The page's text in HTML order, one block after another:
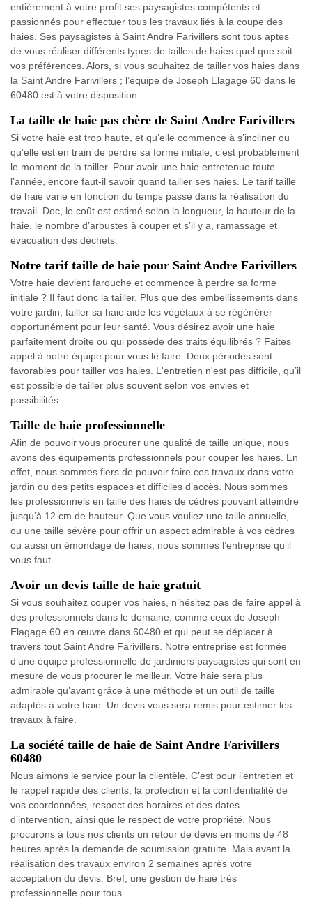
entièrement à votre profit ses paysagistes compétents et
passionnés pour effectuer tous les travaux liés à la coupe des
haies. Ses paysagistes à Saint Andre Farivillers sont tous aptes
de vous réaliser différents types de tailles de haies quel que soit
vos préférences. Alors, si vous souhaitez de tailler vos haies dans
la Saint Andre Farivillers ; l’équipe de Joseph Elagage 60 dans le
60480 est à votre disposition.
La taille de haie pas chère de Saint Andre Farivillers
Si votre haie est trop haute, et qu’elle commence à s’incliner ou
qu’elle est en train de perdre sa forme initiale, c’est probablement
le moment de la tailler. Pour avoir une haie entretenue toute
l’année, encore faut-il savoir quand tailler ses haies. Le tarif taille
de haie varie en fonction du temps passé dans la réalisation du
travail. Doc, le coût est estimé selon la longueur, la hauteur de la
haie, le nombre d’arbustes à couper et s’il y a, ramassage et
évacuation des déchets.
Notre tarif taille de haie pour Saint Andre Farivillers
Votre haie devient farouche et commence à perdre sa forme
initiale ? Il faut donc la tailler. Plus que des embellissements dans
votre jardin, tailler sa haie aide les végétaux à se régénérer
opportunément pour leur santé. Vous désirez avoir une haie
parfaitement droite ou qui possède des traits équilibrés ? Faites
appel à notre équipe pour vous le faire. Deux périodes sont
favorables pour tailler vos haies. L'entretien n'est pas difficile, qu’il
est possible de tailler plus souvent selon vos envies et
possibilités.
Taille de haie professionnelle
Afin de pouvoir vous procurer une qualité de taille unique, nous
avons des équipements professionnels pour couper les haies. En
effet, nous sommes fiers de pouvoir faire ces travaux dans votre
jardin ou des petits espaces et difficiles d’accès. Nous sommes
les professionnels en taille des haies de cèdres pouvant atteindre
jusqu’à 12 cm de hauteur. Que vous vouliez une taille annuelle,
ou une taille sévère pour offrir un aspect admirable à vos cèdres
ou aussi un émondage de haies, nous sommes l’entreprise qu’il
vous faut.
Avoir un devis taille de haie gratuit
Si vous souhaitez couper vos haies, n’hésitez pas de faire appel à
des professionnels dans le domaine, comme ceux de Joseph
Elagage 60 en œuvre dans 60480 et qui peut se déplacer à
travers tout Saint Andre Farivillers. Notre entreprise est formée
d’une équipe professionnelle de jardiniers paysagistes qui sont en
mesure de vous procurer le meilleur. Votre haie sera plus
admirable qu’avant grâce à une méthode et un outil de taille
adaptés à votre haie. Un devis vous sera remis pour estimer les
travaux à faire.
La société taille de haie de Saint Andre Farivillers
60480
Nous aimons le service pour la clientèle. C’est pour l’entretien et
le rappel rapide des clients, la protection et la confidentialité de
vos coordonnées, respect des horaires et des dates
d’intervention, ainsi que le respect de votre propriété. Nous
procurons à tous nos clients un retour de devis en moins de 48
heures après la demande de soumission gratuite. Mais avant la
réalisation des travaux environ 2 semaines après votre
acceptation du devis. Bref, une gestion de haie très
professionnelle pour tous.